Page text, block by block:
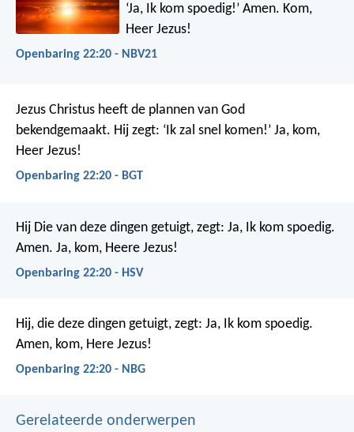
‘Ja, Ik kom spoedig!’ Amen. Kom,
Heer Jezus!
Openbaring 22:20 - NBV21
Jezus Christus heeft de plannen van God
bekendgemaakt. Hij zegt: ‘Ik zal snel komen!’ Ja, kom,
Heer Jezus!
Openbaring 22:20 - BGT
Hij Die van deze dingen getuigt, zegt: Ja, Ik kom spoedig.
Amen. Ja, kom, Heere Jezus!
Openbaring 22:20 - HSV
Hij, die deze dingen getuigt, zegt: Ja, Ik kom spoedig.
Amen, kom, Here Jezus!
Openbaring 22:20 - NBG
Gerelateerde onderwerpen